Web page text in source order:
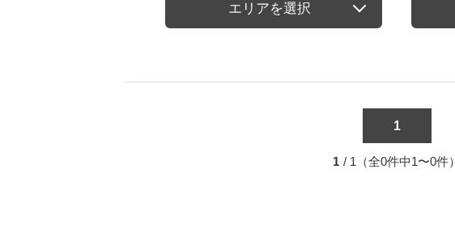
エリアを選択
1
1 / 1（全0件中1〜0件）